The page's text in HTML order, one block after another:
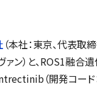
（本社：東京、代表取
ヴァン）と、ROS1
（開発コード